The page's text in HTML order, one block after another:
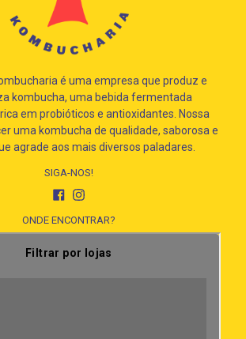
é uma empresa que produz e
kombucha, uma bebida fermentada
em probióticos e antioxidantes. Nossa
uma kombucha de qualidade, saborosa e
agrade aos mais diversos paladares.
SIGA-NOS!
Facebook
Instagram
ONDE ENCONTRAR?